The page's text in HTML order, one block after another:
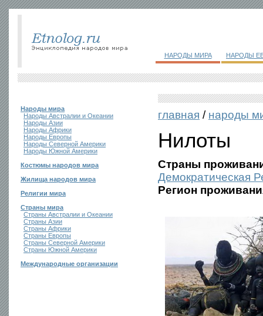
НАРОДЫ МИРА НАРОДЫ
Народы мира
Народы Австралии и Океании
Народы Азии
Народы Африки
Народы Европы
Народы Северной Америки
Народы Южной Америки
Костюмы народов мира
Жилища народов мира
Религии мира
Страны мира
Страны Австралии и Океании
Страны Азии
Страны Африки
Страны Европы
Страны Северной Америки
Страны Южной Америки
Международные организации
главная / народы
Нилоты
Страны
Демократическая
Регион